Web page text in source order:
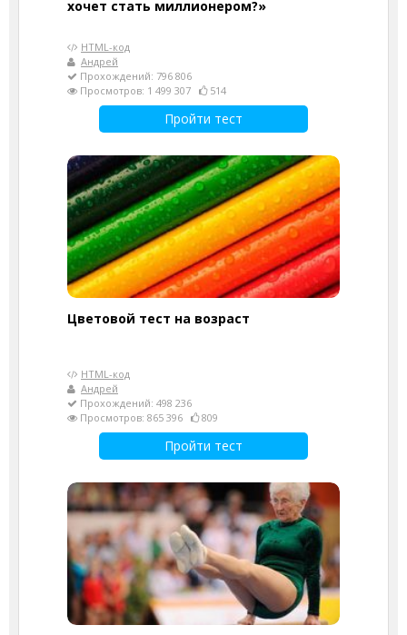
хочет стать миллионером?»
HTML-код
Андрей
Прохождений: 796 806
Просмотров: 1 499 307
514
Пройти тест
Цветовой тест на возраст
HTML-код
Андрей
Прохождений: 498 236
Просмотров: 865 396
809
Пройти тест